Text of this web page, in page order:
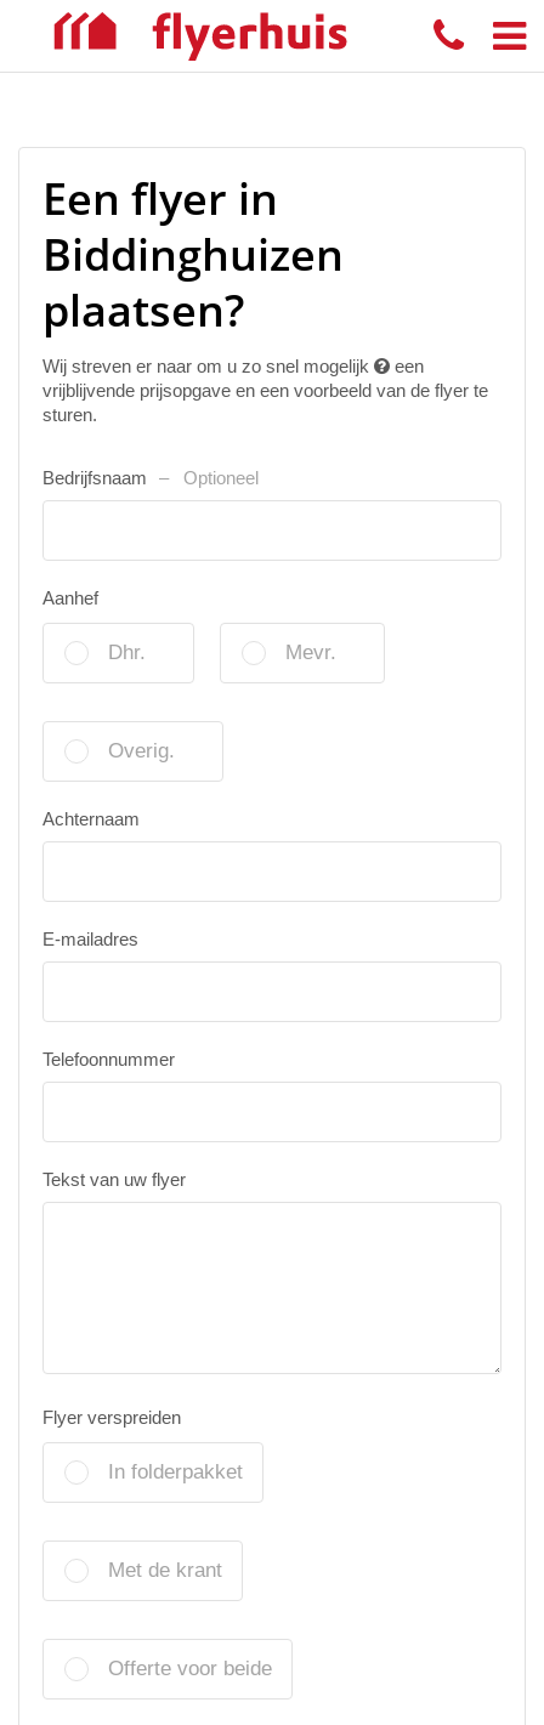
Een flyer in
Biddinghuizen
plaatsen?
Wij streven er naar om u zo snel mogelijk
een
vrijblijvende prijsopgave en een voorbeeld van de flyer te
sturen.
Bedrijfsnaam Optioneel
Aanhef
Dhr. Mevr.
Overig.
Achternaam
E-mailadres
Telefoonnummer
Tekst van uw flyer
Flyer verspreiden
In folderpakket
Met de krant
Offerte voor beide